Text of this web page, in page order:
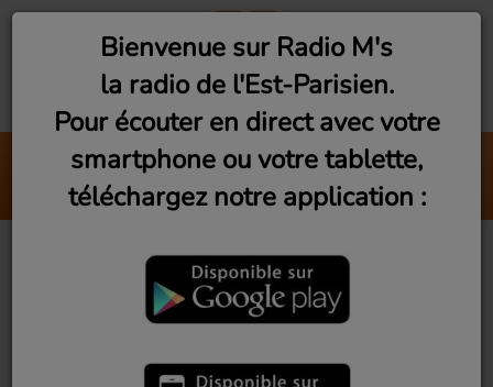
JazzOmania (Jeudi 22h)
Radio M's (Stephane Kochoyan)
Studio Visit #12 - En
lumière avec Marion
Flament
Bienvenue sur Radio M's
la radio de l'Est-Parisien.
Pour écouter en direct avec votre
smartphone ou votre tablette,
téléchargez notre application :